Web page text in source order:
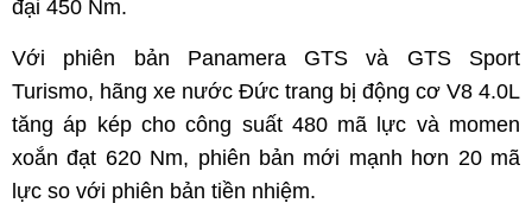
đại 450 Nm.
Với phiên bản Panamera GTS và GTS Sport
Turismo, hãng xe nước Đức trang bị động cơ V8 4.0L
tăng áp kép cho công suất 480 mã lực và momen
xoắn đạt 620 Nm, phiên bản mới mạnh hơn 20 mã
lực so với phiên bản tiền nhiệm.